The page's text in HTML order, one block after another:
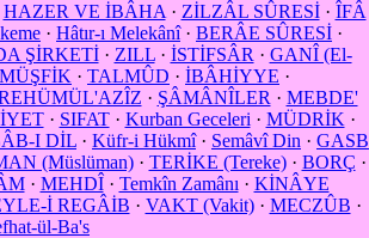
HAZER VE İBÂHA · ZİLZÂL SÛRESİ· ÎFÂ
· Hâtır-ı Melekânî· BERÂE SÛRESİ ·
ŞİRKETİ· ZILL· İSTİFSÂR · GANÎ (El-
MÜŞFİK · TALMÛD · İBÂHİYYE ·
· ŞÂMÂNÎLER · MEBDE'
· SIFAT· Kurban Geceleri · MÜDRİK ·
I DİL · Küfr-i Hükmî· Semâvî Din · GASB
(Müslüman)· TERİKE (Tereke)· BORÇ ·
· MEHDÎ· Temkîn Zamânı · KİNÂYE
İ REGÂİB · VAKT (Vakit)· MECZÛB ·
ül-Ba's